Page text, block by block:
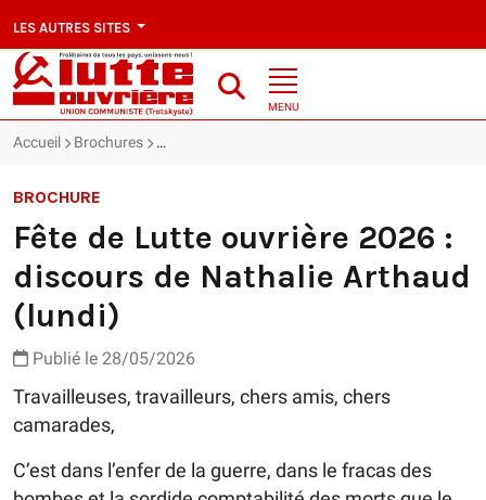
LES AUTRES SITES
MENU
Accueil Brochures Fête de Lutte ouvrière 2026 : discours de
BROCHURE
Fête de Lutte ouvrière 2026 :
discours de Nathalie Arthaud
(lundi)
Publié le 28/05/2026
Travailleuses, travailleurs, chers amis, chers
camarades,
C’est dans l’enfer de la guerre, dans le fracas des